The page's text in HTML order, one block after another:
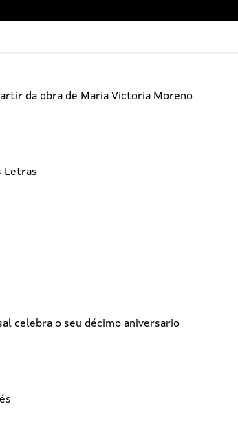
da obra de Maria Victoria Moreno
Letras
celebra o seu décimo aniversario